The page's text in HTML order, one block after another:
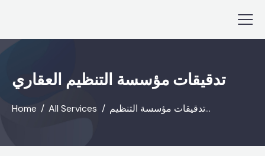
تدقيقات مؤسسة التنظيم العقاري
Home All Services تدقيقات مؤسسة التنظيم...